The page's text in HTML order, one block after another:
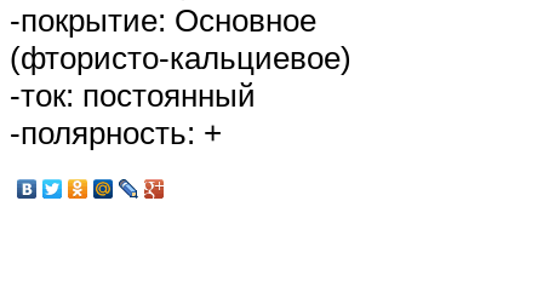
-покрытие: Основное
(фтористо-кальциевое)
-ток: постоянный
-полярность: +